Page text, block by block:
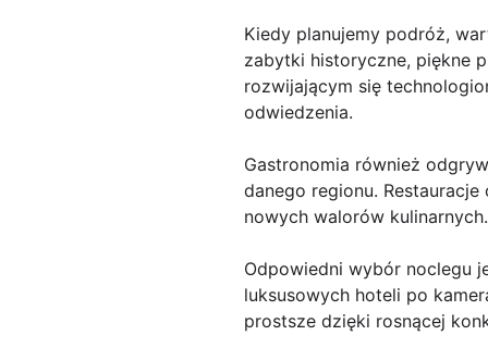
Kiedy planujemy podróż,
zabytki historyczne, piękne
rozwijającym się
odwiedzenia.
Gastronomia również
danego regionu.
nowych walorów kulinarnych.
Odpowiedni wybór noclegu
luksusowych hoteli po
prostsze dzięki rosnącej